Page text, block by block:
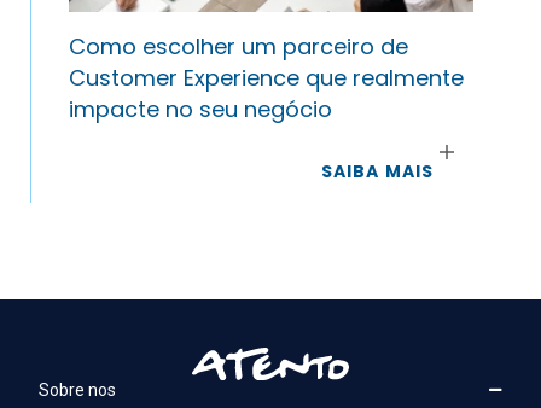
Como escolher um parceiro de
Customer Experience que realmente
impacte no seu negócio
SAIBA MAIS
Sobre nos